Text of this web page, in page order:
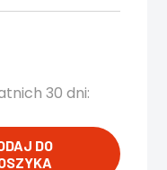
30 dni:
DO